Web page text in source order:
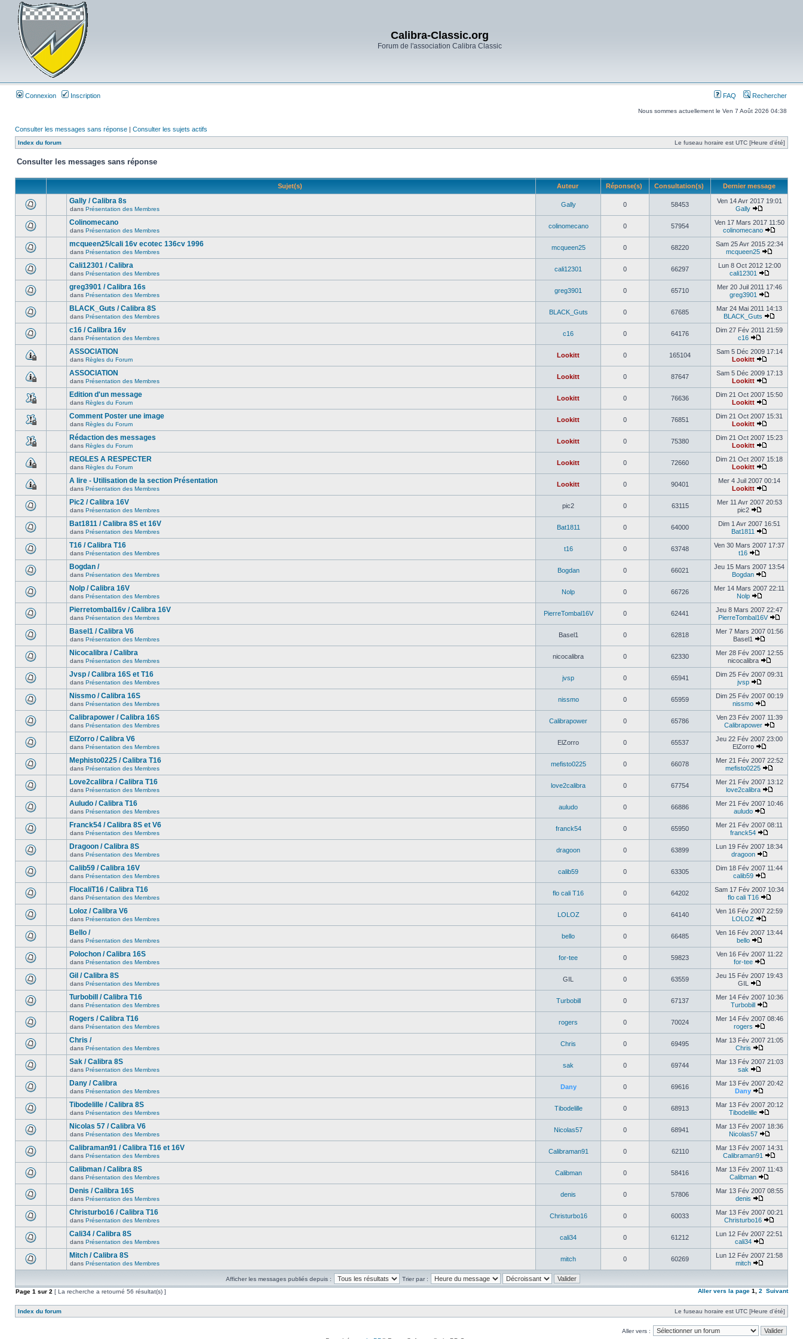
Calibra-Classic.org
Forum de l'association Calibra Classic
Connexion Inscription FAQ Rechercher
Nous sommes actuellement le Ven 7 Août 2026 04:38
Consulter les messages sans réponse | Consulter les sujets actifs
Index du forum Le fuseau horaire est UTC [Heure d’été]
Consulter les messages sans réponse
Sujet(s) Auteur Réponse(s) Consultation(s) Dernier message
Gally / Calibra 8s
dans Présentation des Membres
Gally 0 58453
Ven 14 Avr 2017 19:01
Gally
Colinomecano
dans Présentation des Membres
colinomecano 0 57954
Ven 17 Mars 2017 11:50
colinomecano
mcqueen25/cali 16v ecotec 136cv 1996
dans Présentation des Membres
mcqueen25 0 68220
Sam 25 Avr 2015 22:34
mcqueen25
Cali12301 / Calibra
dans Présentation des Membres
cali12301 0 66297
Lun 8 Oct 2012 12:00
cali12301
greg3901 / Calibra 16s
dans Présentation des Membres
greg3901 0 65710
Mer 20 Juil 2011 17:46
greg3901
BLACK_Guts / Calibra 8S
dans Présentation des Membres
BLACK_Guts 0 67685
Mar 24 Mai 2011 14:13
BLACK_Guts
c16 / Calibra 16v
dans Présentation des Membres
c16 0 64176
Dim 27 Fév 2011 21:59
c16
ASSOCIATION
dans Règles du Forum
Lookitt 0 165104
Sam 5 Déc 2009 17:14
Lookitt
ASSOCIATION
dans Présentation des Membres
Lookitt 0 87647
Sam 5 Déc 2009 17:13
Lookitt
Edition d'un message
dans Règles du Forum
Lookitt 0 76636
Dim 21 Oct 2007 15:50
Lookitt
Comment Poster une image
dans Règles du Forum
Lookitt 0 76851
Dim 21 Oct 2007 15:31
Lookitt
Rédaction des messages
dans Règles du Forum
Lookitt 0 75380
Dim 21 Oct 2007 15:23
Lookitt
REGLES A RESPECTER
dans Règles du Forum
Lookitt 0 72660
Dim 21 Oct 2007 15:18
Lookitt
A lire - Utilisation de la section Présentation
dans Présentation des Membres
Lookitt 0 90401
Mer 4 Juil 2007 00:14
Lookitt
Pic2 / Calibra 16V
dans Présentation des Membres
pic2 0 63115
Mer 11 Avr 2007 20:53
pic2
Bat1811 / Calibra 8S et 16V
dans Présentation des Membres
Bat1811 0 64000
Dim 1 Avr 2007 16:51
Bat1811
T16 / Calibra T16
dans Présentation des Membres
t16 0 63748
Ven 30 Mars 2007 17:37
t16
Bogdan /
dans Présentation des Membres
Bogdan 0 66021
Jeu 15 Mars 2007 13:54
Bogdan
Nolp / Calibra 16V
dans Présentation des Membres
Nolp 0 66726
Mer 14 Mars 2007 22:11
Nolp
Pierretombal16v / Calibra 16V
dans Présentation des Membres
PierreTombal16V 0 62441
Jeu 8 Mars 2007 22:47
PierreTombal16V
Basel1 / Calibra V6
dans Présentation des Membres
Basel1 0 62818
Mer 7 Mars 2007 01:56
Basel1
Nicocalibra / Calibra
dans Présentation des Membres
nicocalibra 0 62330
Mer 28 Fév 2007 12:55
nicocalibra
Jvsp / Calibra 16S et T16
dans Présentation des Membres
jvsp 0 65941
Dim 25 Fév 2007 09:31
jvsp
Nissmo / Calibra 16S
dans Présentation des Membres
nissmo 0 65959
Dim 25 Fév 2007 00:19
nissmo
Calibrapower / Calibra 16S
dans Présentation des Membres
Calibrapower 0 65786
Ven 23 Fév 2007 11:39
Calibrapower
ElZorro / Calibra V6
dans Présentation des Membres
ElZorro 0 65537
Jeu 22 Fév 2007 23:00
ElZorro
Mephisto0225 / Calibra T16
dans Présentation des Membres
mefisto0225 0 66078
Mer 21 Fév 2007 22:52
mefisto0225
Love2calibra / Calibra T16
dans Présentation des Membres
love2calibra 0 67754
Mer 21 Fév 2007 13:12
love2calibra
Auludo / Calibra T16
dans Présentation des Membres
auludo 0 66886
Mer 21 Fév 2007 10:46
auludo
Franck54 / Calibra 8S et V6
dans Présentation des Membres
franck54 0 65950
Mer 21 Fév 2007 08:11
franck54
Dragoon / Calibra 8S
dans Présentation des Membres
dragoon 0 63899
Lun 19 Fév 2007 18:34
dragoon
Calib59 / Calibra 16V
dans Présentation des Membres
calib59 0 63305
Dim 18 Fév 2007 11:44
calib59
FlocaliT16 / Calibra T16
dans Présentation des Membres
flo cali T16 0 64202
Sam 17 Fév 2007 10:34
flo cali T16
Loloz / Calibra V6
dans Présentation des Membres
LOLOZ 0 64140
Ven 16 Fév 2007 22:59
LOLOZ
Bello /
dans Présentation des Membres
bello 0 66485
Ven 16 Fév 2007 13:44
bello
Polochon / Calibra 16S
dans Présentation des Membres
for-tee 0 59823
Ven 16 Fév 2007 11:22
for-tee
Gil / Calibra 8S
dans Présentation des Membres
GIL 0 63559
Jeu 15 Fév 2007 19:43
GIL
Turbobill / Calibra T16
dans Présentation des Membres
Turbobill 0 67137
Mer 14 Fév 2007 10:36
Turbobill
Rogers / Calibra T16
dans Présentation des Membres
rogers 0 70024
Mer 14 Fév 2007 08:46
rogers
Chris /
dans Présentation des Membres
Chris 0 69495
Mar 13 Fév 2007 21:05
Chris
Sak / Calibra 8S
dans Présentation des Membres
sak 0 69744
Mar 13 Fév 2007 21:03
sak
Dany / Calibra
dans Présentation des Membres
Dany 0 69616
Mar 13 Fév 2007 20:42
Dany
Tibodelille / Calibra 8S
dans Présentation des Membres
Tibodelille 0 68913
Mar 13 Fév 2007 20:12
Tibodelille
Nicolas 57 / Calibra V6
dans Présentation des Membres
Nicolas57 0 68941
Mar 13 Fév 2007 18:36
Nicolas57
Calibraman91 / Calibra T16 et 16V
dans Présentation des Membres
Calibraman91 0 62110
Mar 13 Fév 2007 14:31
Calibraman91
Calibman / Calibra 8S
dans Présentation des Membres
Calibman 0 58416
Mar 13 Fév 2007 11:43
Calibman
Denis / Calibra 16S
dans Présentation des Membres
denis 0 57806
Mar 13 Fév 2007 08:55
denis
Christurbo16 / Calibra T16
dans Présentation des Membres
Christurbo16 0 60033
Mar 13 Fév 2007 00:21
Christurbo16
Cali34 / Calibra 8S
dans Présentation des Membres
cali34 0 61212
Lun 12 Fév 2007 22:51
cali34
Mitch / Calibra 8S
dans Présentation des Membres
mitch 0 60269
Lun 12 Fév 2007 21:58
mitch
Afficher les messages publiés depuis :
Trier par :
Page 1 sur 2 [ La recherche a retourné 56 résultat(s) ] Aller vers la page 1 2 Suivant
Index du forum Le fuseau horaire est UTC [Heure d’été]
Aller vers :